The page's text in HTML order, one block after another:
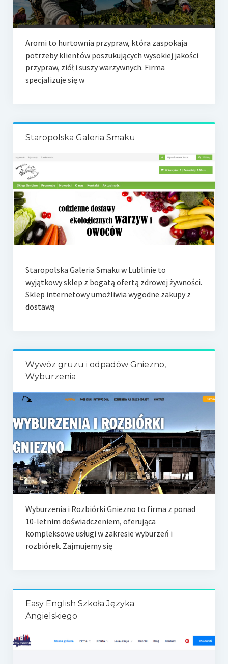
Aromi to hurtownia przypraw, która zaspokaja
potrzeby klientów poszukujących wysokiej jakości
przypraw, ziół i suszy warzywnych. Firma
specjalizuje się w
Staropolska Galeria Smaku
Staropolska Galeria Smaku w Lublinie to
wyjątkowy sklep z bogatą ofertą zdrowej żywności.
Sklep internetowy umożliwia wygodne zakupy z
dostawą
Wywóz gruzu i odpadów Gniezno,
Wyburzenia
Wyburzenia i Rozbiórki Gniezno to firma z ponad
10-letnim doświadczeniem, oferująca
kompleksowe usługi w zakresie wyburzeń i
rozbiórek. Zajmujemy się
Easy English Szkoła Języka
Angielskiego